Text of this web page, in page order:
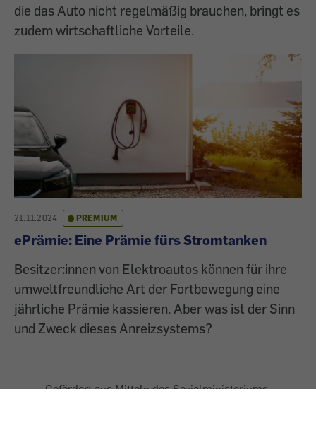
die das Auto nicht regelmäßig brauchen, bringt es
zudem wirtschaftliche Vorteile.
21.11.2024 PREMIUM
ePrämie: Eine Prämie fürs Stromtanken
Besitzer:innen von Elektroautos können für ihre
umweltfreundliche Art der Fortbewegung eine
jährliche Prämie kassieren. Aber was ist der Sinn
und Zweck dieses Anreizsystems?
Gefördert aus Mitteln des Sozialministeriums